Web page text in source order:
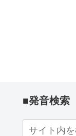
■発音検索